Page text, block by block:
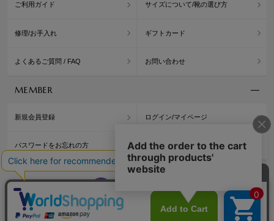
ご利用ガイド サイズについて/靴の選び方
修理/お手入れ ギフトカード
よくあるご質問 / FAQ お問い合わせ
MEMBER
新規会員登録 ログイン/マイページ
パスワードをお忘れの方 公式アプリ/ポイント